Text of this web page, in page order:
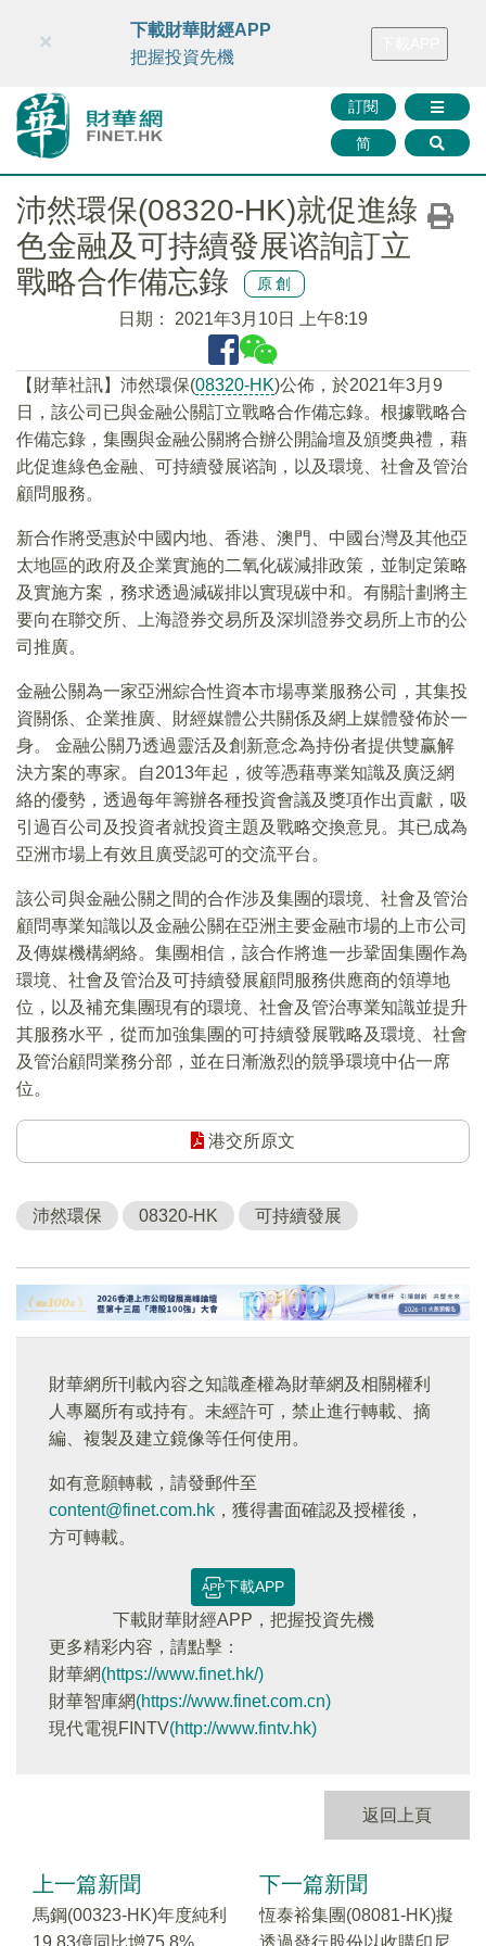
財華智庫網 FINTV FINMETA 財華證券 媒體矩陣
訂閱
简
×
下載財華財經APP
把握投資先機
沛然環保(08320-HK)就促進綠
色金融及可持續發展谘詢訂立
戰略合作備忘錄
原創
日期： 2021年3月10日 上午8:19
【財華社訊】沛然環保(08320-HK)公佈，於2021年3月9
日，該公司已與金融公關訂立戰略合作備忘錄。根據戰略合
作備忘錄，集團與金融公關將合辦公開論壇及頒獎典禮，藉
此促進綠色金融、可持續發展谘詢，以及環境、社會及管治
顧問服務。
新合作將受惠於中國内地、香港、澳門、中國台灣及其他亞
太地區的政府及企業實施的二氧化碳減排政策，並制定策略
及實施方案，務求透過減碳排以實現碳中和。有關計劃將主
要向在聯交所、上海證券交易所及深圳證券交易所上市的公
司推廣。
金融公關為一家亞洲綜合性資本市場專業服務公司，其集投
資關係、企業推廣、財經媒體公共關係及網上媒體發佈於一
身。 金融公關乃透過靈活及創新意念為持份者提供雙赢解
決方案的專家。自2013年起，彼等憑藉專業知識及廣泛網
絡的優勢，透過每年籌辦各種投資會議及獎項作出貢獻，吸
引過百公司及投資者就投資主題及戰略交換意見。其已成為
亞洲市場上有效且廣受認可的交流平台。
該公司與金融公關之間的合作涉及集團的環境、社會及管治
顧問專業知識以及金融公關在亞洲主要金融市場的上市公司
及傳媒機構網絡。集團相信，該合作將進一步鞏固集團作為
環境、社會及管治及可持續發展顧問服務供應商的領導地
位，以及補充集團現有的環境、社會及管治專業知識並提升
其服務水平，從而加強集團的可持續發展戰略及環境、社會
及管治顧問業務分部，並在日漸激烈的競爭環境中佔一席
位。
港交所原文
沛然環保 08320-HK 可持續發展
財華網所刊載內容之知識產權為財華網及相關權利
人專屬所有或持有。未經許可，禁止進行轉載、摘
編、複製及建立鏡像等任何使用。
如有意願轉載，請發郵件至
content@finet.com.hk ，獲得書面確認及授權後，
方可轉載。
下載APP
下載財華財經APP，把握投資先機
更多精彩内容，請點擊：
財華網(https://www.finet.hk/)
財華智庫網(https://www.finet.com.cn)
現代電視FINTV(http://www.fintv.hk)
返回上頁
上一篇新聞
馬鋼(00323-HK)年度純利
19.83億同比增75.8%
下一篇新聞
恆泰裕集團(08081-HK)擬
透過發行股份以收購印尼